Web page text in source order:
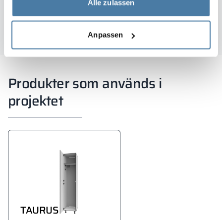
Alle zulassen
Anpassen
Produkter som används i
projektet
TAURUS